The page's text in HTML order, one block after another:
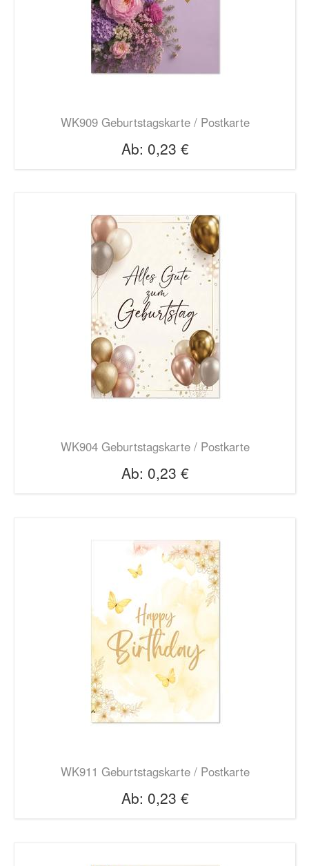
WK909 Geburtstagskarte / Postkarte
Ab: 0,23 €
WK904 Geburtstagskarte / Postkarte
Ab: 0,23 €
WK911 Geburtstagskarte / Postkarte
Ab: 0,23 €